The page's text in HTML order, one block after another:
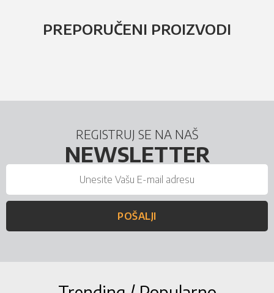
PREPORUČENI PROIZVODI
REGISTRUJ SE NA NAŠ
NEWSLETTER
POŠALJI